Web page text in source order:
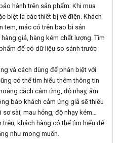
hành trên sản phẩm: Khi mua
biệt là các thiết bị về điện. Khách
tem, mác có trên bao bì sản
giả, hàng kém chất lượng. Tìm
để có dữ liệu so sánh trước
và cách dùng để phân biệt với
có thể tìm hiểu thêm thông tin
cách cảm ứng, độ nhạy, âm
báo khách cảm ứng giả sẽ thiếu
sơ sài, mau hỏng, độ nhạy kém…
khách hàng có thể tìm hiểu để
như mong muốn.